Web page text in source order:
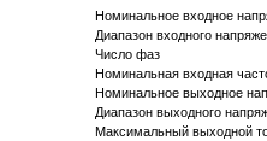
Номинальное входное
Диапазон входного
Число фаз
Номинальная входная
Номинальное выходное
Диапазон выходного
Максимальный выходной